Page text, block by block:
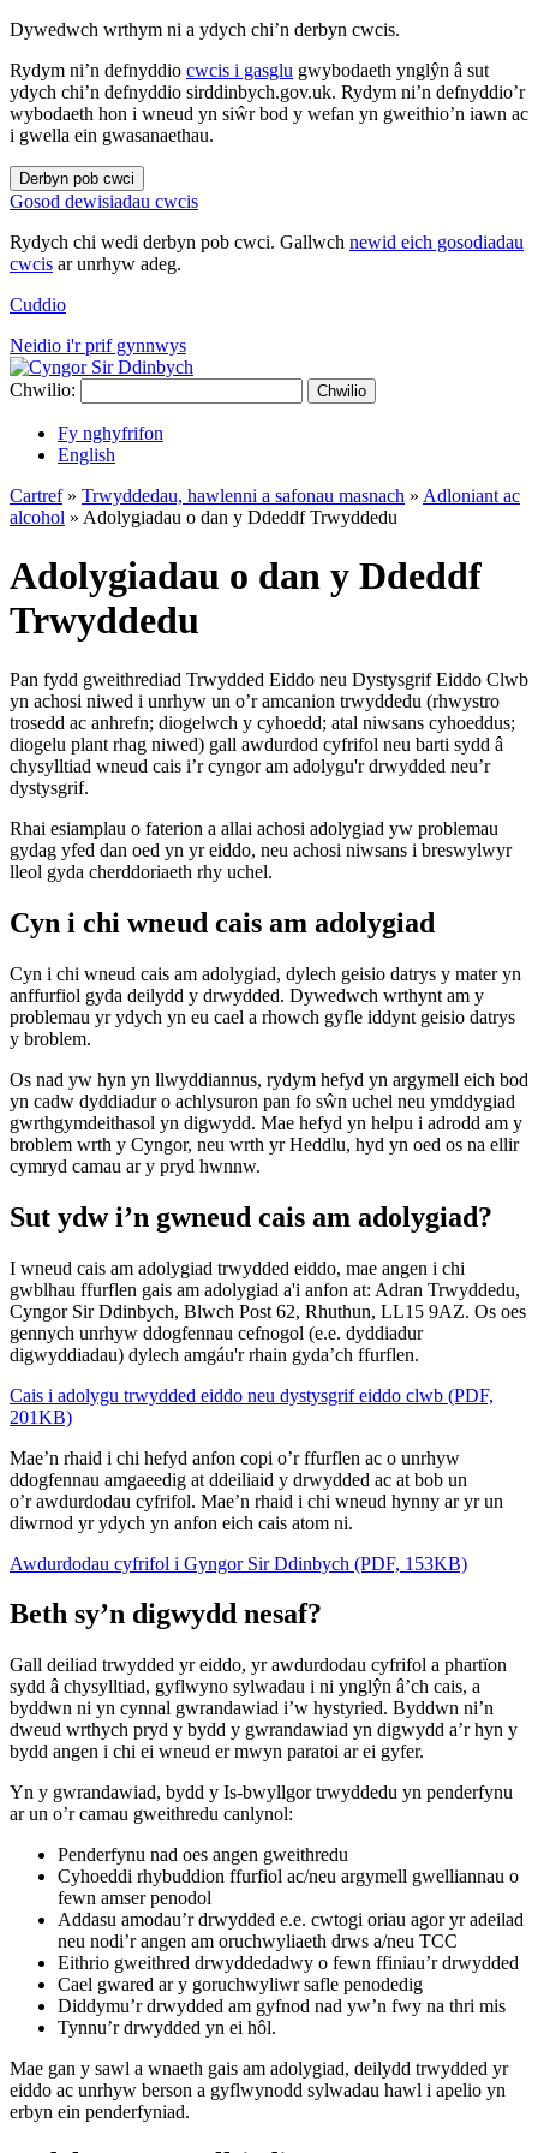
Dywedwch wrthym ni a ydych chi’n derbyn cwcis.
Rydym ni’n defnyddio cwcis i gasglu gwybodaeth ynglŷn â sut
ydych chi’n defnyddio sirddinbych.gov.uk. Rydym ni’n defnyddio’r
wybodaeth hon i wneud yn siŵr bod y wefan yn gweithio’n iawn ac
i gwella ein gwasanaethau.
Derbyn pob cwci
Gosod dewisiadau cwcis
Rydych chi wedi derbyn pob cwci. Gallwch newid eich gosodiadau
cwcis ar unrhyw adeg.
Cuddio
Neidio i'r prif gynnwys
Chwilio: Chwilio
Fy nghyfrifon
English
Cartref» Trwyddedau, hawlenni a safonau masnach » Adloniant ac
alcohol » Adolygiadau o dan y Ddeddf Trwyddedu
Adolygiadau o dan y Ddeddf
Trwyddedu
Pan fydd gweithrediad Trwydded Eiddo neu Dystysgrif Eiddo Clwb
yn achosi niwed i unrhyw un o’r amcanion trwyddedu (rhwystro
trosedd ac anhrefn; diogelwch y cyhoedd; atal niwsans cyhoeddus;
diogelu plant rhag niwed) gall awdurdod cyfrifol neu barti sydd â
chysylltiad wneud cais i’r cyngor am adolygu'r drwydded neu’r
dystysgrif.
Rhai esiamplau o faterion a allai achosi adolygiad yw problemau
gydag yfed dan oed yn yr eiddo, neu achosi niwsans i breswylwyr
lleol gyda cherddoriaeth rhy uchel.
Cyn i chi wneud cais am adolygiad
Cyn i chi wneud cais am adolygiad, dylech geisio datrys y mater yn
anffurfiol gyda deilydd y drwydded. Dywedwch wrthynt am y
problemau yr ydych yn eu cael a rhowch gyfle iddynt geisio datrys
y broblem.
Os nad yw hyn yn llwyddiannus, rydym hefyd yn argymell eich bod
yn cadw dyddiadur o achlysuron pan fo sŵn uchel neu ymddygiad
gwrthgymdeithasol yn digwydd. Mae hefyd yn helpu i adrodd am y
broblem wrth y Cyngor, neu wrth yr Heddlu, hyd yn oed os na ellir
cymryd camau ar y pryd hwnnw.
Sut ydw i’n gwneud cais am adolygiad?
I wneud cais am adolygiad trwydded eiddo, mae angen i chi
gwblhau ffurflen gais am adolygiad a'i anfon at: Adran Trwyddedu,
Cyngor Sir Ddinbych, Blwch Post 62, Rhuthun, LL15 9AZ. Os oes
gennych unrhyw ddogfennau cefnogol (e.e. dyddiadur
digwyddiadau) dylech amgáu'r rhain gyda’ch ffurflen.
Cais i adolygu trwydded eiddo neu dystysgrif eiddo clwb (PDF,
201KB)
Mae’n rhaid i chi hefyd anfon copi o’r ffurflen ac o unrhyw
ddogfennau amgaeedig at ddeiliaid y drwydded ac at bob un
o’r awdurdodau cyfrifol. Mae’n rhaid i chi wneud hynny ar yr un
diwrnod yr ydych yn anfon eich cais atom ni.
Awdurdodau cyfrifol i Gyngor Sir Ddinbych (PDF, 153KB)
Beth sy’n digwydd nesaf?
Gall deiliad trwydded yr eiddo, yr awdurdodau cyfrifol a phartïon
sydd â chysylltiad, gyflwyno sylwadau i ni ynglŷn â’ch cais, a
byddwn ni yn cynnal gwrandawiad i’w hystyried. Byddwn ni’n
dweud wrthych pryd y bydd y gwrandawiad yn digwydd a’r hyn y
bydd angen i chi ei wneud er mwyn paratoi ar ei gyfer.
Yn y gwrandawiad, bydd y Is-bwyllgor trwyddedu yn penderfynu
ar un o’r camau gweithredu canlynol:
Penderfynu nad oes angen gweithredu
Cyhoeddi rhybuddion ffurfiol ac/neu argymell gwelliannau o
fewn amser penodol
Addasu amodau’r drwydded e.e. cwtogi oriau agor yr adeilad
neu nodi’r angen am oruchwyliaeth drws a/neu TCC
Eithrio gweithred drwyddedadwy o fewn ffiniau’r drwydded
Cael gwared ar y goruchwyliwr safle penodedig
Diddymu’r drwydded am gyfnod nad yw’n fwy na thri mis
Tynnu’r drwydded yn ei hôl.
Mae gan y sawl a wnaeth gais am adolygiad, deilydd trwydded yr
eiddo ac unrhyw berson a gyflwynodd sylwadau hawl i apelio yn
erbyn ein penderfyniad.